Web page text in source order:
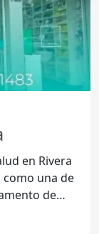
en Rivera
como una de
de